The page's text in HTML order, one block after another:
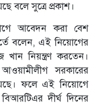
বলে সুত্রে প্রকাশ।
আবেদন করা বেশ
বলেন, এই নিয়োগের
নিয়ন্ত্রণ করতেন।
সরকারের
ফলে এই নিয়োগে
দীর্ঘ দিনের